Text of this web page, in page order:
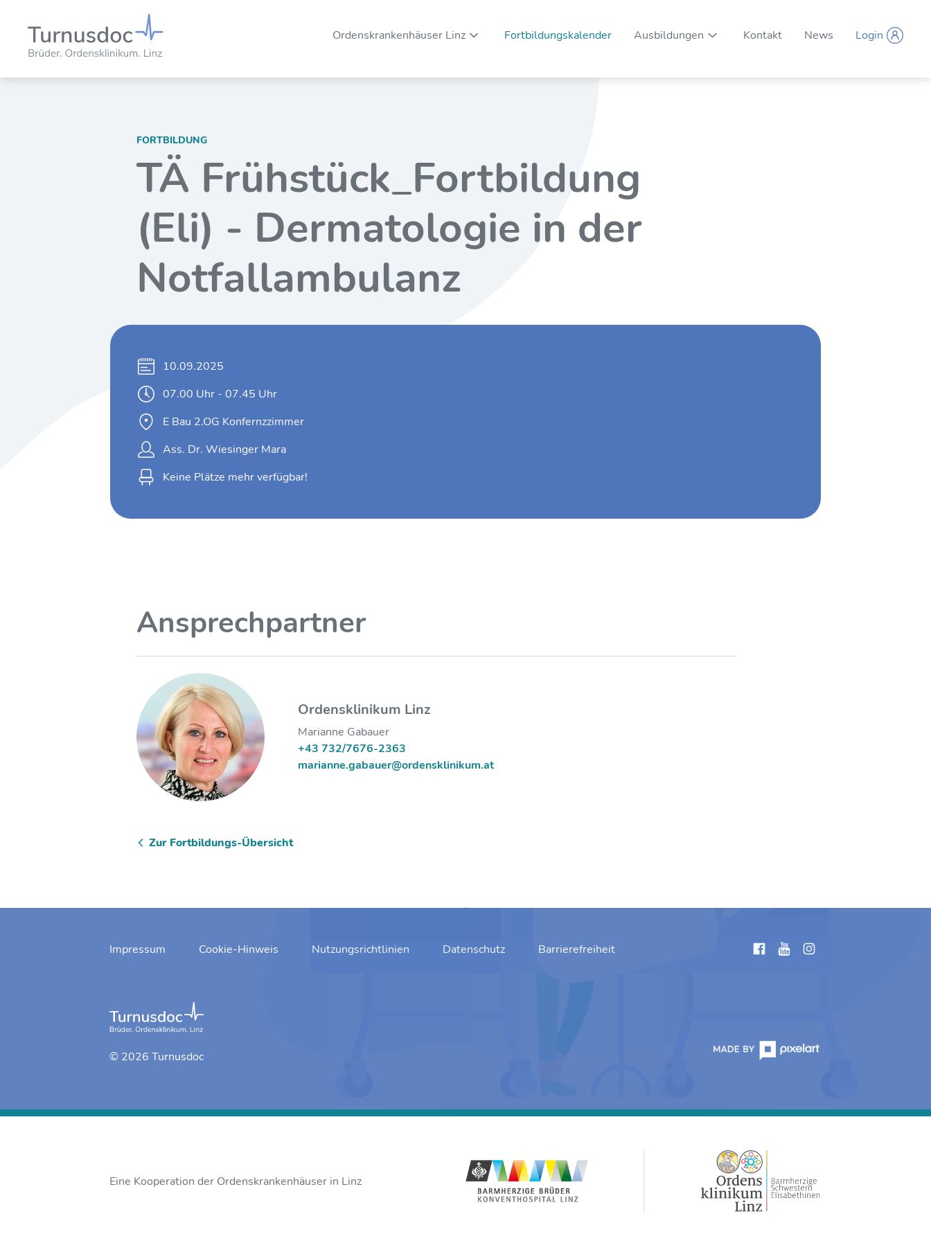
Ordenskrankenhäuser Linz Unternavigation ein-/ausblenden
Fortbildungskalender Ausbildungen Unternavigation ein-/ausblenden
Kontakt News Login
FORTBILDUNG
TÄ Frühstück_Fortbildung
(Eli) - Dermatologie in der
Notfallambulanz
10.09.2025
07.00 Uhr - 07.45 Uhr
E Bau 2.OG Konfernzzimmer
Ass. Dr. Wiesinger Mara
Keine Plätze mehr verfügbar!
Ansprechpartner
Ordensklinikum Linz
Marianne Gabauer
+43 732/7676-2363
marianne.gabauer@ordensklinikum.at
Zur Fortbildungs-Übersicht
Impressum Cookie-Hinweis Nutzungsrichtlinien Datenschutz Barrierefreiheit instagram
© 2026 Turnusdoc
Eine Kooperation der Ordenskrankenhäuser in Linz